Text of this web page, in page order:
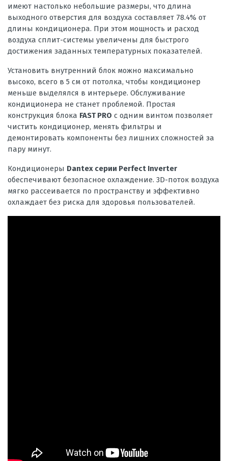
имеют настолько небольшие размеры, что длина
выходного отверстия для воздуха составляет 78.4% от
длины кондиционера. При этом мощность и расход
воздуха сплит-системы увеличены для быстрого
достижения заданных температурных показателей.
Установить внутренний блок можно максимально
высоко, всего в 5 см от потолка, чтобы кондиционер
меньше выделялся в интерьере. Обслуживание
кондиционера не станет проблемой. Простая
конструкция блока FAST PRO с одним винтом позволяет
чистить кондиционер, менять фильтры и
демонтировать компоненты без лишних сложностей за
пару минут.
Кондиционеры Dantex серии Perfect Inverter
обеспечивают безопасное охлаждение. 3D-поток воздуха
мягко рассеивается по пространству и эффективно
охлаждает без риска для здоровья пользователей.